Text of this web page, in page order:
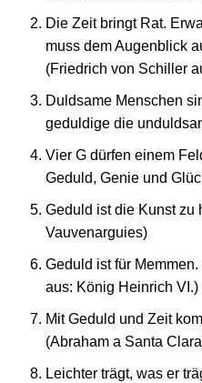
Die Zeit bringt Rat.
muss dem Augenblick
(Friedrich von Schiller
Duldsame Menschen
geduldige die
Vier G dürfen einem
Geduld, Genie und
Geduld ist die Kunst zu
Vauvenarguies)
Geduld ist für
aus: König Heinrich VI.)
Mit Geduld und Zeit
(Abraham a Santa
Leichter trägt, was er